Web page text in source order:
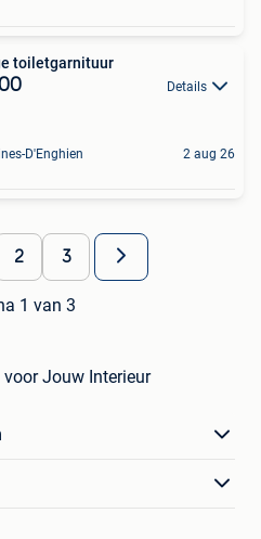
toiletgarnituur
Details
D'Enghien 2 aug 26
2 3
1 van 3
voor Jouw Interieur